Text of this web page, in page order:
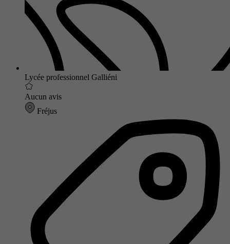
Lycée professionnel Galliéni
Aucun avis
Fréjus